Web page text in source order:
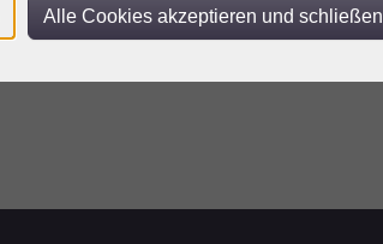
Alle Cookies akzeptieren und schließen